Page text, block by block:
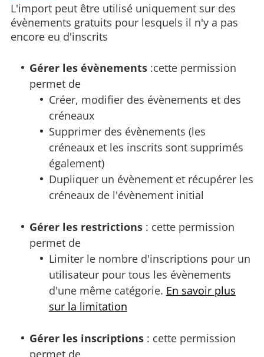
L'import peut être utilisé uniquement sur des
évènements gratuits pour lesquels il n'y a pas
encore eu d'inscrits
Gérer les évènements :cette permission
permet de
Créer, modifier des évènements et des
créneaux
Supprimer des évènements (les
créneaux et les inscrits sont supprimés
également)
Dupliquer un évènement et récupérer les
créneaux de l'évènement initial
Gérer les restrictions : cette permission
permet de
Limiter le nombre d'inscriptions pour un
utilisateur pour tous les évènements
d'une même catégorie. En savoir plus
sur la limitation
Gérer les inscriptions : cette permission
permet de